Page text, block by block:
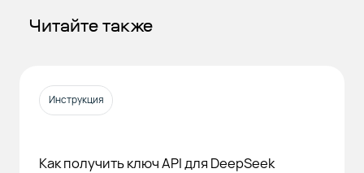
Читайте также
Инструкция
Как получить ключ API для DeepSeek